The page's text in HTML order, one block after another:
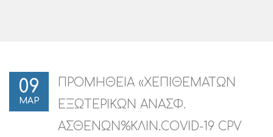
09
ΜΑΡ
ΠΡΟΜΗΘΕΙΑ «ΧΕΠΙΘΕΜΑΤΩΝ
ΕΞΩΤΕΡΙΚΩΝ ΑΝΑΣΦ.
ΑΣΘΕΝΩΝ%ΚΛΙΝ.COVID-19 CPV